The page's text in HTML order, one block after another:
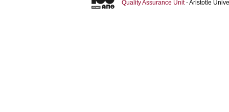
Quality Assurance Unit- Aristotle